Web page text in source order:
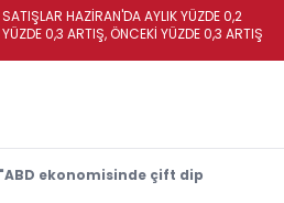
HAZİRAN'DA AYLIK YÜZDE 0,2
YÜZDE 0,3 ARTIŞ, ÖNCEKİ YÜZDE 0,3 ARTIŞ
"ABD ekonomisinde çift dip